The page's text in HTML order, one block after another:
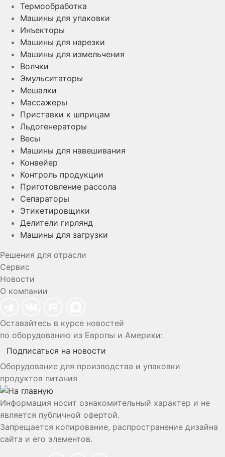
Термообработка
Машины для упаковки
Инъекторы
Машины для нарезки
Машины для измельчения
Волчки
Эмульситаторы
Мешалки
Массажеры
Приставки к шприцам
Льдогенераторы
Весы
Машины для навешивания
Конвейер
Контроль продукции
Приготовление рассола
Сепараторы
Этикетировщики
Делители гирлянд
Машины для загрузки
Решения для отрасли
Сервис
Новости
О компании
Оставайтесь в курсе новостей
по оборудованию из Европы и Америки:
Подписаться на новости
Оборудование для производства и упаковки
продуктов питания
Информация носит ознакомительный характер и не
является публичной офертой.
Запрещается копирование, распространение дизайна
сайта и его элементов.